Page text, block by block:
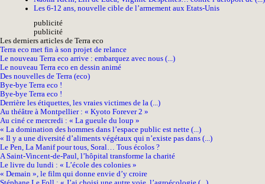
Les 6-12 ans, nouvelle cible de l’armement aux Etats-Unis
publicité
publicité
Les derniers articles de Terra eco
Terra eco met fin à son projet de relance
Le nouveau Terra eco arrive : embarquez avec nous (...)
Le nouveau Terra eco en dessin animé
Des nouvelles de Terra (eco)
Bye-bye Terra eco !
Bye-bye Terra eco !
Derrière les étiquettes, les vraies victimes de la (...)
Au théâtre à Montpellier : « Kyoto Forever 2 »
Au ciné ce mercredi : « La gueule du loup »
« La domination des hommes dans l’espace public est nette (...)
« Il y a une diversité d’aliments végétaux qui n’existe pas dans (...)
Le Pen, La Manif pour tous, Soral… Tous écolos ?
A Saint-Vincent-de-Paul, l’hôpital transforme la charité
Le livre du lundi : « L’école des colonies »
« Demain », le film qui donne envie d’y croire